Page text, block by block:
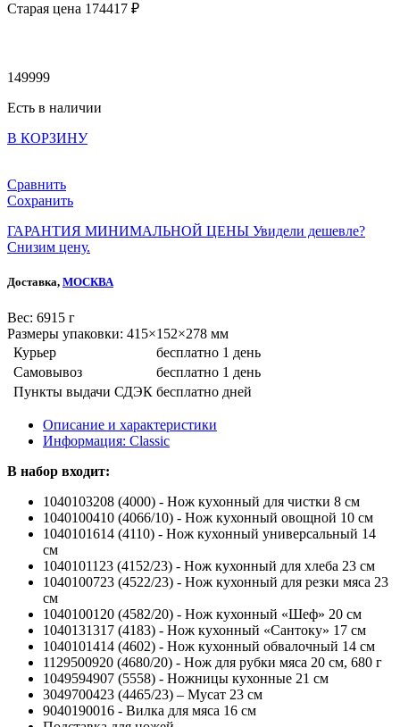
Старая цена 174417 ₽
149999
Есть в наличии
В КОРЗИНУ
Сравнить
Сохранить
ГАРАНТИЯ МИНИМАЛЬНОЙ ЦЕНЫ Увидели дешевле?
Снизим цену.
Доставка, МОСКВА
Веc: 6915 г
Размеры упаковки: 415×152×278 мм
Курьер
бесплатно 1 день
Самовывоз
бесплатно 1 день
Пункты выдачи СДЭК бесплатно дней
Описание и характеристики
Информация: Classic
В набор входит:
1040103208 (4000) - Нож кухонный для чистки 8 см
1040100410 (4066/10) - Нож кухонный овощной 10 см
1040101614 (4110) - Нож кухонный универсальный 14
см
1040101123 (4152/23) - Нож кухонный для хлеба 23 см
1040100723 (4522/23) - Нож кухонный для резки мяса 23
см
1040100120 (4582/20) - Нож кухонный «Шеф» 20 см
1040131317 (4183) - Нож кухонный «Сантоку» 17 см
1040101414 (4602) - Нож кухонный обвалочный 14 см
1129500920 (4680/20) - Нож для рубки мяса 20 см, 680 г
1049594907 (5558) - Ножницы кухонные 21 см
3049700423 (4465/23) – Мусат 23 см
9040190016 - Вилка для мяса 16 см